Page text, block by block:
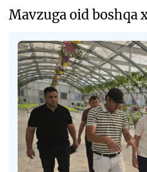
Mavzuga oid boshqa